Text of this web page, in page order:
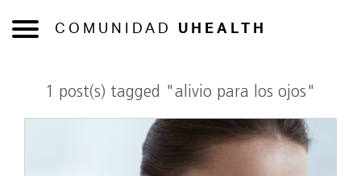
COMUNIDAD UHEALTH
1 post(s) tagged "alivio para los ojos"